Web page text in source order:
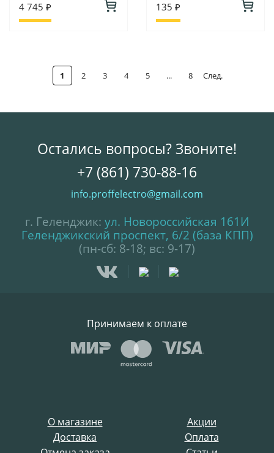
4 745 ₽ 135 ₽
1 2 3 4 5 ... 8 След.
О магазине
Акции
Доставка
Оплата
Остались вопросы? Звоните!
+7 (861) 730-88-16
info.proffelectro@gmail.com
г. Геленджик: ул. Новороссийская 161И
Геленджикский проспект, 6/2 (база КПП)
(пн-сб: 8-18; вс: 9-17)
Принимаем к оплате